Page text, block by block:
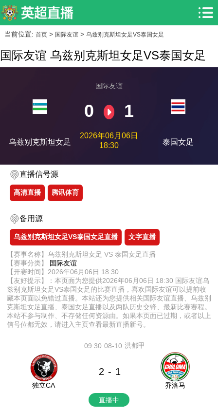
当前位置: 首页> 国际友谊> 乌兹别克斯坦女足VS泰国女足
国际友谊 乌兹别克斯坦女足VS泰国女足
乌兹别克斯坦女足
国际友谊
0 1
2026年06月06日
18:30
泰国女足
直播信号源
高清直播 腾讯体育
备用源
乌兹别克斯坦女足VS泰国女足直播 文字直播
【赛事名称】乌兹别克斯坦女足 VS 泰国女足直播
【赛事分类】 国际友谊
【开赛时间】2026年06月06日 18:30
【友好提示】：本页面为您提供2026年06月06日 18:30 国际友谊乌
兹别克斯坦女足VS泰国女足的比赛直播，喜欢国际友谊可以提前收
藏本页面以免错过直播。本站还为您提供相关国际友谊直播、乌兹别
克斯坦女足直播、泰国女足直播以及两队历史交锋、最新比赛赛程。
本站不参与制作、不存储任何资源由。如果本页面已过期，或者以上
信号位都无效，请进入主页查看最新直播新号。
08-10
09:30 洪都甲
独立CA
2 - 1
乔洛马
直播中